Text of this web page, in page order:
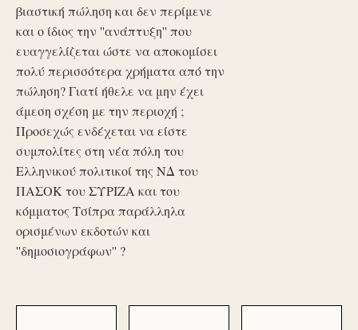
βιαστική πώληση και δεν περίμενε
και ο ίδιος την ''ανάπτυξη'' που
ευαγγελίζεται ώστε να αποκομίσει
πολύ περισσότερα χρήματα από την
πώληση? Γιατί ήθελε να μην έχει
άμεση σχέση με την περιοχή ;
Προσεχώς ενδέχεται να είστε
συμπολίτες στη νέα πόλη του
Ελληνικού πολιτικοί της ΝΔ του
ΠΑΣΟΚ του ΣΥΡΙΖΑ και του
κόμματος Τσίπρα παράλληλα
ορισμένων εκδοτών και
''δημοσιογράφων'' ?